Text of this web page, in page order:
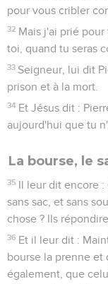
pour vous cribler
32 Mais j'ai prié
toi, quand tu seras
33 Seigneur, lui dit
prison et à la mort.
34 Et Jésus dit :
aujourd'hui que tu
La bourse, le
35 Il leur dit encore :
sans sac, et sans
chose ? Ils
36 Et il leur dit :
bourse la prenne et
également, que